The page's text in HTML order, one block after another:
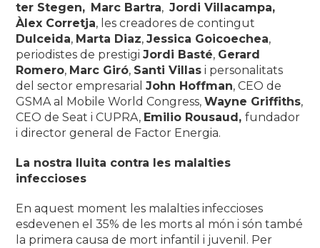
ter Stegen, Marc Bartra,Jordi Villacampa,
Àlex Corretja, les creadores de contingut
Dulceida, Marta Diaz,Jessica Goicoechea,
periodistes de prestigiJordi Basté, Gerard
Romero, Marc Giró, Santi Villas i personalitats
del sector empresarialJohn Hoffman, CEO de
GSMA al Mobile World Congress,Wayne Griffiths,
CEO de Seat i CUPRA, Emilio Rousaud ,fundador
i director general de Factor Energia.
La nostra lluita contra les malalties
infeccioses
En aquest moment les malalties infeccioses
esdevenen el 35% de les morts al món i són també
la primera causa de mort infantil i juvenil. Per